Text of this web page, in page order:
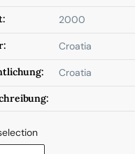
2000
Croatia
Croatia